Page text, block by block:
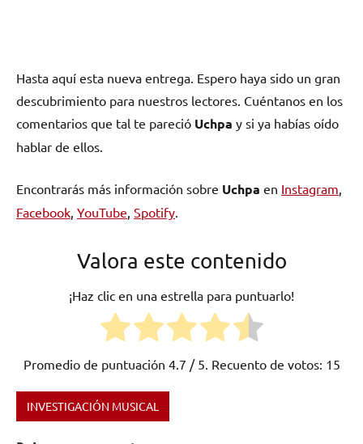
Hasta aquí esta nueva entrega. Espero haya sido un gran
descubrimiento para nuestros lectores. Cuéntanos en los
comentarios que tal te pareció Uchpa y si ya habías oído
hablar de ellos.
Encontrarás más información sobre Uchpa en Instagram
Facebook YouTube Spotify
Valora este contenido
¡Haz clic en una estrella para puntuarlo!
Promedio de puntuación 4.7 / 5. Recuento de votos: 15
Etiquetado
INVESTIGACIÓN MUSICAL